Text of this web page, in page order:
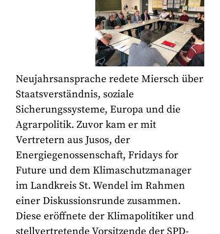
Neujahrsansprache redete Miersch über
Staatsverständnis, soziale
Sicherungssysteme, Europa und die
Agrarpolitik. Zuvor kam er mit
Vertretern aus Jusos, der
Energiegenossenschaft, Fridays for
Future und dem Klimaschutzmanager
im Landkreis St. Wendel im Rahmen
einer Diskussionsrunde zusammen.
Diese eröffnete der Klimapolitiker und
stellvertretende Vorsitzende der SPD-